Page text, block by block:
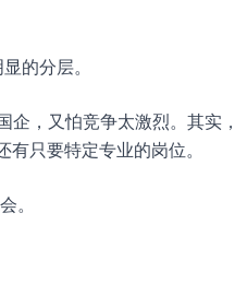
的分层。
企，又怕竞争太激烈。其实
只要特定专业的岗位。
。